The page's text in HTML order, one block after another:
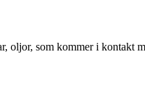
oljor, som kommer i kontakt